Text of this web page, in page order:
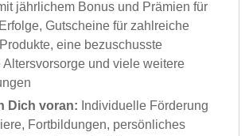
jährlichem Bonus und Prämien für
Gutscheine für zahlreiche
eine bezuschusste
Altersvorsorge und viele weitere
Dich voran: Individuelle Förderung
Fortbildungen, persönliches